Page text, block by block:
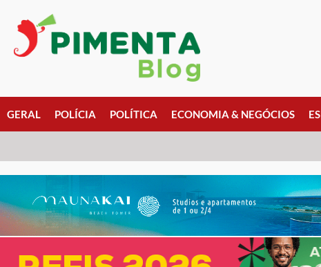
GERAL POLÍCIA POLÍTICA ECONOMIA & NEGÓCIOS